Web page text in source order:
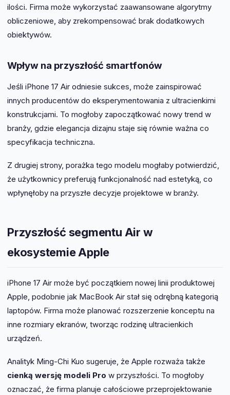
ilości. Firma może wykorzystać zaawansowane algorytmy
obliczeniowe, aby zrekompensować brak dodatkowych
obiektywów.
Wpływ na przyszłość smartfonów
Jeśli iPhone 17 Air odniesie sukces, może zainspirować
innych producentów do eksperymentowania z ultracienkimi
konstrukcjami. To mogłoby zapoczątkować nowy trend w
branży, gdzie elegancja dizajnu staje się równie ważna co
specyfikacja techniczna.
Z drugiej strony, porażka tego modelu mogłaby potwierdzić,
że użytkownicy preferują funkcjonalność nad estetyką, co
wpłynęłoby na przyszłe decyzje projektowe w branży.
Przyszłość segmentu Air w
ekosystemie Apple
iPhone 17 Air może być początkiem nowej linii produktowej
Apple, podobnie jak MacBook Air stał się odrębną kategorią
laptopów. Firma może planować rozszerzenie konceptu na
inne rozmiary ekranów, tworząc rodzinę ultracienkich
urządzeń.
Analityk Ming-Chi Kuo sugeruje, że Apple rozważa także
cienką wersję modeli Pro w przyszłości. To mogłoby
oznaczać, że firma planuje całościowe przeprojektowanie